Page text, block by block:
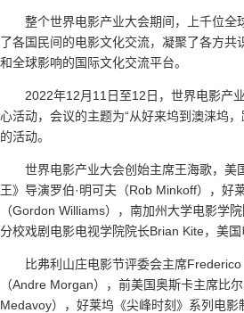
整个世界电影产业大会期间，上千位
了各国民间的电影文化交流，凝聚了各方
和全球影响的国际文化交流平台。
2022年12月11日至12日，世界电影产
心活动，会议的主题为“从好来坞到澳涞坞
的活动。
世界电影产业大会创始主席王海歌，美
王》导演罗伯·明可夫（Rob Minkoff），好
（Gordon Williams），南加州大学电影学
分校戏剧电影电视学院院长Brian Kite，美
比弗利山庄电影节评委会主席
（Andre Morgan），前美国奥斯卡主席比
Medavoy），好莱坞《尖峰时刻》系列电